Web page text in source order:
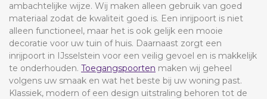
ambachtelijke wijze. Wij maken alleen gebruik van goed
materiaal zodat de kwaliteit goed is. Een inrijpoort is niet
alleen functioneel, maar het is ook gelijk een mooie
decoratie voor uw tuin of huis. Daarnaast zorgt een
inrijpoort in IJsselstein voor een veilig gevoel en is makkelijk
te onderhouden. Toegangspoorten maken wij geheel
volgens uw smaak en wat het beste bij uw woning past.
Klassiek, modern of een design uitstraling behoren tot de